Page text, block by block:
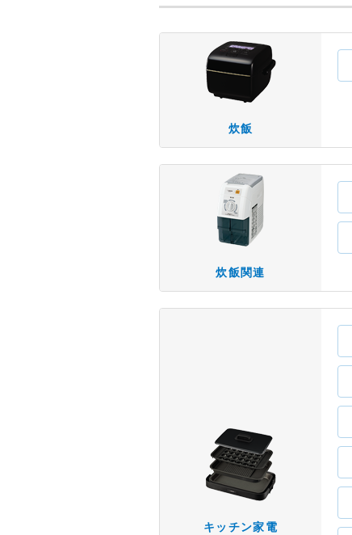
炊飯
炊飯関連
キッチン家電